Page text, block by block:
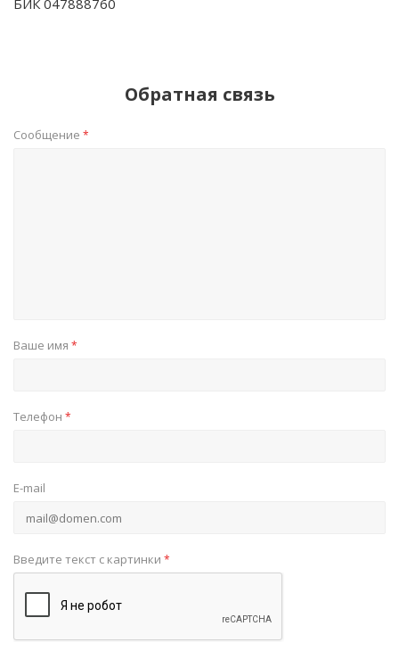
Обратная связь
Сообщение *
Ваше имя *
Телефон *
E-mail
Введите текст с картинки *